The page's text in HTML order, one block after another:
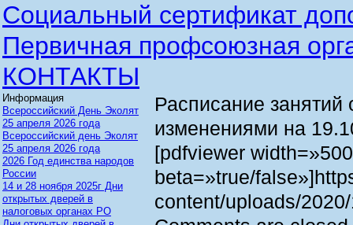
Социальный сертификат
Первичная профсоюзная
КОНТАКТЫ
Расписание занятий
изменениями на
[pdfviewer
beta=»true/
content/uploads/
Информация
Всероссийский День Эколят
25 апреля 2026 года
Всероссийский день Эколят
25 апреля 2026 года
2026 Год единства народов
России
14 и 28 ноября 2025г Дни
открытых дверей в
налоговых органах РО